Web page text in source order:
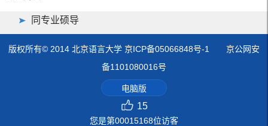
同专业硕导
版权所有© 2014 北京语言大学 京ICP备05066848号-1 京公网安
备1101080016号
电脑版
15
您是第00015168位访客